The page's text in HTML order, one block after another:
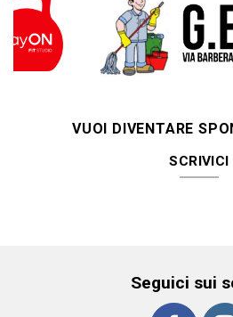
VUOI DIVENTARE
SCRIVICI
Seguici sui